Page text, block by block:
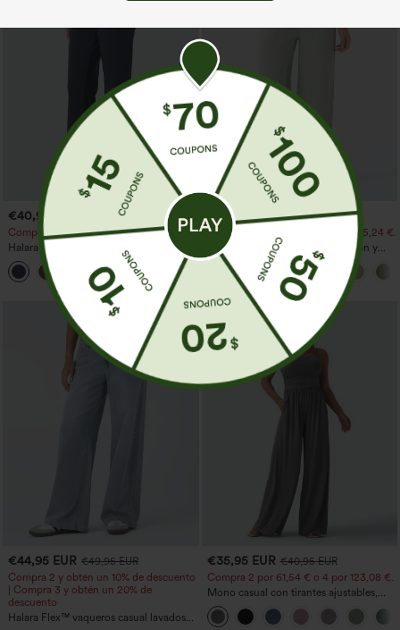
€40,95 EUR
Compra 2 por 61,54 € o 4 por 123,08 €.
Halara Flex™ DayStretch pantalones
acampanados de trabajo de tiro medio
con bolsillo lateral con cremallera
+12
€31,95 EUR €35,95 EUR
Compra 2 por 52,62 € o 4 por 105,24 €.
Pantalones de tiro alto con cordón y
bolsillos, pernera ancha, holgados y de
estilo casual con tacto de lino.
€44,95 EUR €49,95 EUR
Compra 2 y obtén un 10% de descuento
| Compra 3 y obtén un 20% de
descuento
Halara Flex™ vaqueros casual lavados
€35,95 EUR €40,95 EUR
Compra 2 por 61,54 € o 4 por 123,08 €.
Mono casual con tirantes ajustables,
fruncidos, pierna ancha, tejido jaspeado
y bolsillos - Easy Peezy